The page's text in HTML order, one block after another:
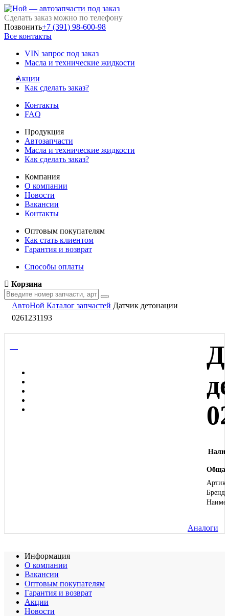
Сделать заказ можно по телефону
Позвонить+7 (391) 98-600-98
Все контакты
VIN запрос под заказ
Масла и технические жидкости
Акции
Как сделать заказ?
Контакты
FAQ
Продукция
Автозапчасти
Масла и технические жидкости
Как сделать заказ?
Компания
О компании
Новости
Вакансии
Контакты
Оптовым покупателям
Как стать клиентом
Гарантия и возврат
Способы оплаты
Корзина
АвтоНой Каталог запчастей Датчик детонации
0261231193
Бренд
Аналоги
Информация
О компании
Вакансии
Оптовым покупателям
Гарантия и возврат
Акции
Новости